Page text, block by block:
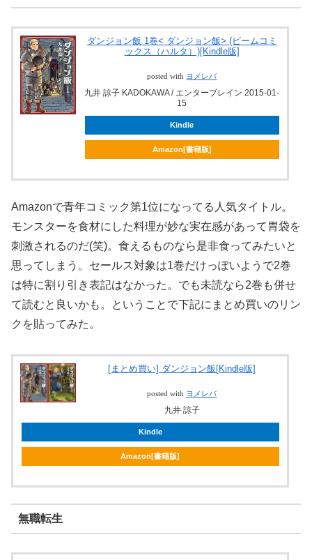
ダンジョン飯 1巻< ダンジョン飯> (ビームコミ
ックス（ハルタ）)[Kindle版]
posted with ヨメレバ
九井 諒子 KADOKAWA / エンターブレイン 2015-01-
15
Kindle
Amazon[書籍版]
Amazonで青年コミック第1位になってる人気タイトル。
モンスターを食材にした料理が妙な実在感があって胃袋を
刺激されるのだ(笑)。食えるものなら是非食ってみたいと
思ってしまう。セールス対象は1巻だけっぽいようで2巻
は特に割り引き表記はなかった。でも未読なら2巻も併せ
て読むと良いかも。ということで下記にまとめ買いのリン
クを貼ってみた。
[まとめ買い] ダンジョン飯[Kindle版]
posted with ヨメレバ
九井 諒子
Kindle
Amazon[書籍版]
無職転生